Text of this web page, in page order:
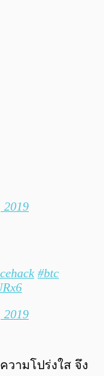
2019
#btc
2019
วามโปร่งใส จึง